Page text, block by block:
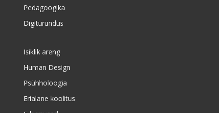
Pedagoogika
Digiturundus
Isiklik areng
Human Design
Psühholoogia
Erialane koolitus
E-kursused